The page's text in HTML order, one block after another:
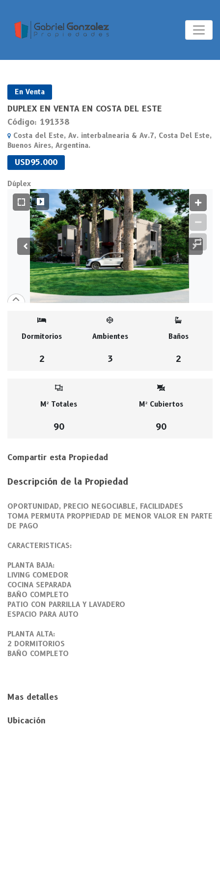
En Venta
DUPLEX EN VENTA EN COSTA DEL ESTE
Código: 191338
Costa del Este, Av. interbalnearia & Av.7, Costa Del Este,
Buenos Aires, Argentina.
USD95.000
Dúplex
Dormitorios
2
Ambientes
3
Baños
2
M² Totales
90
M² Cubiertos
90
Compartir esta Propiedad
Descripción de la Propiedad
OPORTUNIDAD, PRECIO NEGOCIABLE, FACILIDADES
TOMA PERMUTA PROPPIEDAD DE MENOR VALOR EN PARTE
DE PAGO
CARACTERISTICAS:
PLANTA BAJA:
LIVING COMEDOR
COCINA SEPARADA
BAÑO COMPLETO
PATIO CON PARRILLA Y LAVADERO
ESPACIO PARA AUTO
PLANTA ALTA:
2 DORMITORIOS
BAÑO COMPLETO
Mas detalles
Ubicación